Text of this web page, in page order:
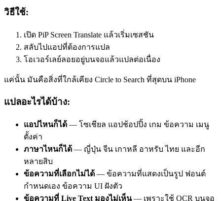
วิธีใช้:
เปิด PiP Screen Translate แล้วเริ่มเซสชัน
สลับไปแอปที่ต้องการแปล
โอเวอร์เลย์ลอยอยู่บนจอแล้วแปลต่อเนื่อง
แค่นั้น มันคือสิ่งที่ใกล้เคียง Circle to Search ที่สุดบน iPhone
แปลอะไรได้บ้าง:
แอปไหนก็ได้ — โซเชียล แอปช้อปปิ้ง เกม ข้อความ เมนู
ตั้งค่า
ภาษาไหนก็ได้ — ญี่ปุ่น จีน เกาหลี อาหรับ ไทย และอีก
หลายสิบ
ข้อความที่เลือกไม่ได้ — ข้อความที่แสดงเป็นรูป ฟอนต์
กำหนดเอง ข้อความ UI ฝังตัว
ข้อความที่ Live Text มองไม่เห็น— เพราะใช้ OCR บนจอ